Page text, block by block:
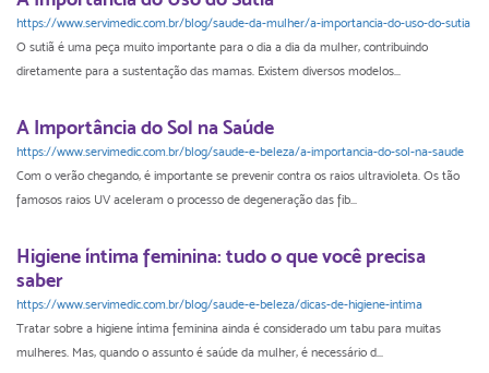
https://www.servimedic.com.br/blog/saude-da-mulher/a-importancia-do-uso-do-sutia
O sutiã é uma peça muito importante para o dia a dia da mulher, contribuindo
diretamente para a sustentação das mamas. Existem diversos modelos...
A Importância do Sol na Saúde
https://www.servimedic.com.br/blog/saude-e-beleza/a-importancia-do-sol-na-saude
Com o verão chegando, é importante se prevenir contra os raios ultravioleta. Os tão
famosos raios UV aceleram o processo de degeneração das fib...
Higiene íntima feminina: tudo o que você precisa
saber
https://www.servimedic.com.br/blog/saude-e-beleza/dicas-de-higiene-intima
Tratar sobre a higiene íntima feminina ainda é considerado um tabu para muitas
mulheres. Mas, quando o assunto é saúde da mulher, é necessário d...